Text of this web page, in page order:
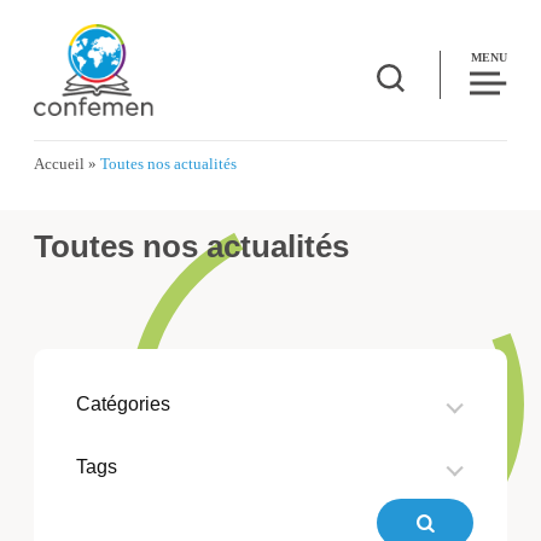
MENU
Accueil » Toutes nos actualités
Toutes nos actualités
Catégories
Tags